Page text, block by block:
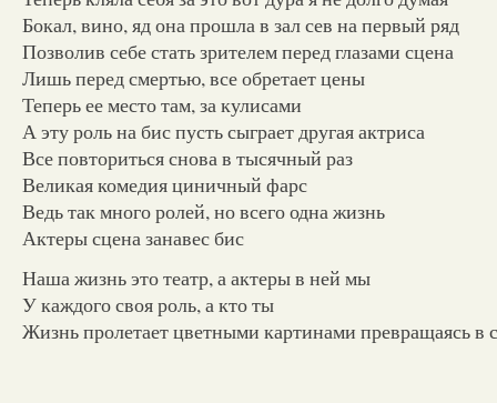
Бокал, вино, яд она прошла в зал сев на первый ряд
Позволив себе стать зрителем перед глазами сцена
Лишь перед смертью, все обретает цены
Теперь ее место там, за кулисами
А эту роль на бис пусть сыграет другая актриса
Все повториться снова в тысячный раз
Великая комедия циничный фарс
Ведь так много ролей, но всего одна жизнь
Актеры сцена занавес бис
Наша жизнь это театр, а актеры в ней мы
У каждого своя роль, а кто ты
Жизнь пролетает цветными картинами превращаясь в